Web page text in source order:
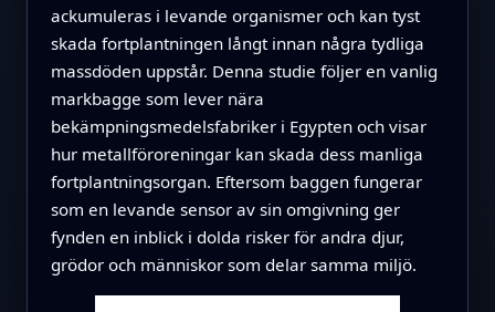
ackumuleras i levande organismer och kan tyst
skada fortplantningen långt innan några tydliga
massdöden uppstår. Denna studie följer en vanlig
markbagge som lever nära
bekämpningsmedelsfabriker i Egypten och visar
hur metallföroreningar kan skada dess manliga
fortplantningsorgan. Eftersom baggen fungerar
som en levande sensor av sin omgivning ger
fynden en inblick i dolda risker för andra djur,
grödor och människor som delar samma miljö.